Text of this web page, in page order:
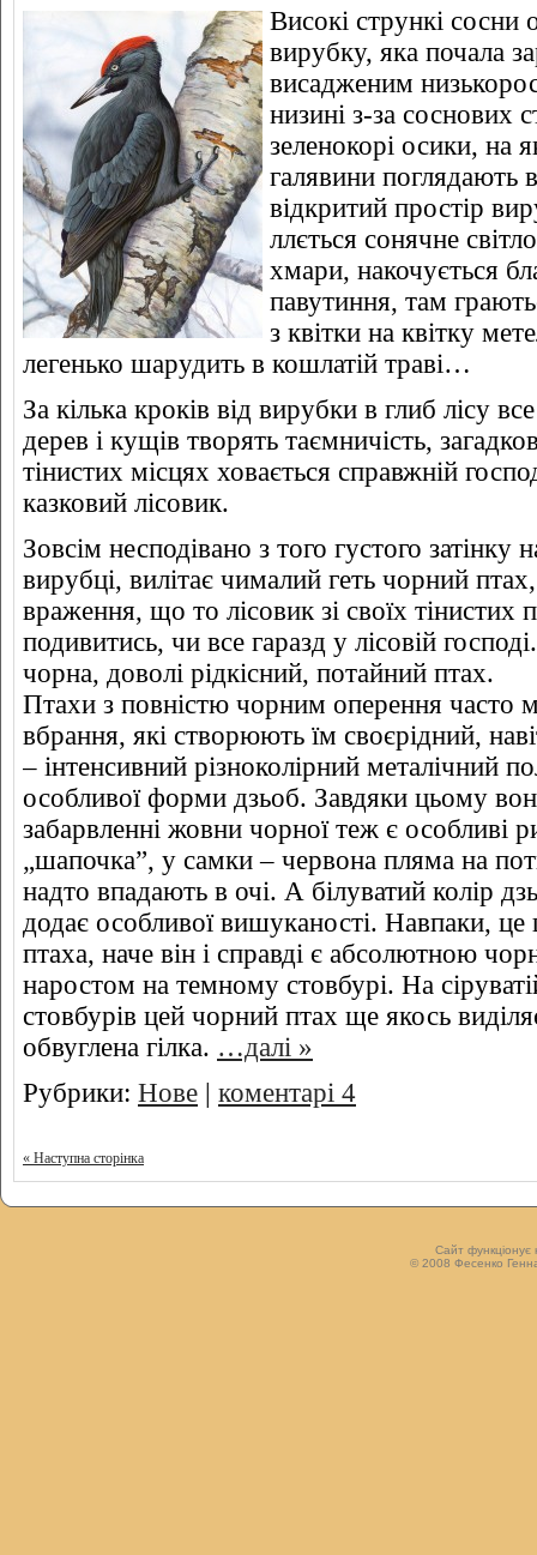
Високі стрункі сосни
вирубку, яка почала
висадженим
низині з-за соснових
зеленокорі осики, на
галявини поглядають
відкритий простір
ллється сонячне
хмари, накочується
павутиння, там
з квітки на квітку
легенько шарудить в кошлатій траві…
За кілька кроків від вирубки в глиб лісу
дерев і кущів творять таємничість,
тінистих місцях ховається справжній
казковий лісовик.
Зовсім несподівано з того густого
вирубці, вилітає чималий геть чорний
враження, що то лісовик зі своїх тінистих
подивитись, чи все гаразд у лісовій
чорна, доволі рідкісний, потайний птах.
Птахи з повністю чорним оперення часто
вбрання, які створюють їм своєрідний,
– інтенсивний різноколірний металічний
особливої форми дзьоб. Завдяки цьому
забарвленні жовни чорної теж є особливі
„шапочка”, у самки – червона пляма на
надто впадають в очі. А білуватий колір
додає особливої вишуканості. Навпаки,
птаха, наче він і справді є абсолютною
наростом на темному стовбурі. На
стовбурів цей чорний птах ще якось
обвуглена гілка. …далі »
Рубрики: Нове | коментарі 4
« Наступна сторінка
Сайт функціонує
© 2008 Фесенко